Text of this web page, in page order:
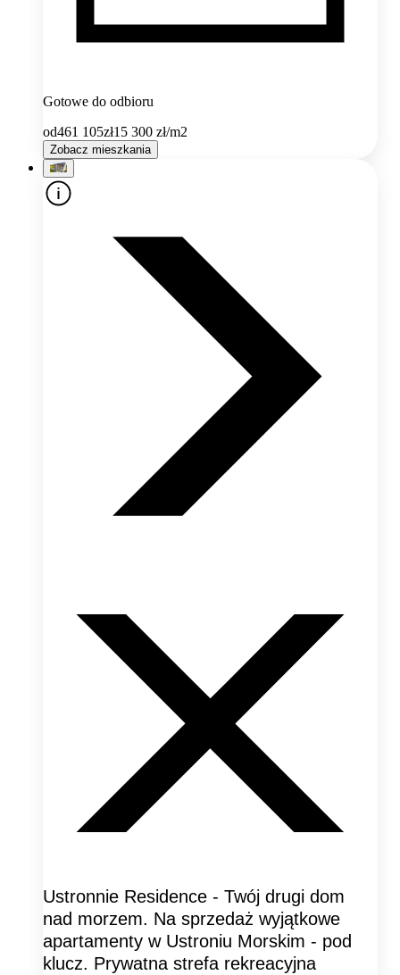
Gotowe do odbioru
od461 105zł15 300 zł/m2
Zobacz mieszkania
Ustronnie Residence - Twój drugi dom
nad morzem. Na sprzedaż wyjątkowe
apartamenty w Ustroniu Morskim - pod
klucz. Prywatna strefa rekreacyjna